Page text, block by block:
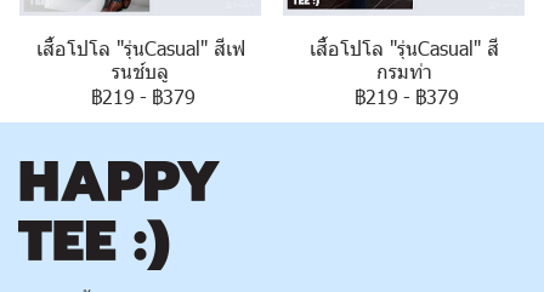
เสื้อโปโล "รุ่นCasual" สีเฟ
รนช์บลู
฿219 - ฿379
เสื้อโปโล "รุ่นCasual" สี
กรมท่า
฿219 - ฿379